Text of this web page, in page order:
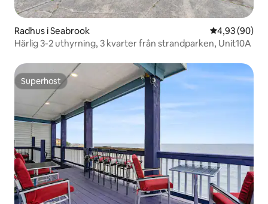
Radhus i Seabrook 4,93 av 5 i
4,93 (90)
Härlig 3-2 uthyrning, 3 kvarter från strandparken, Unit10A
Superhost
Superhost